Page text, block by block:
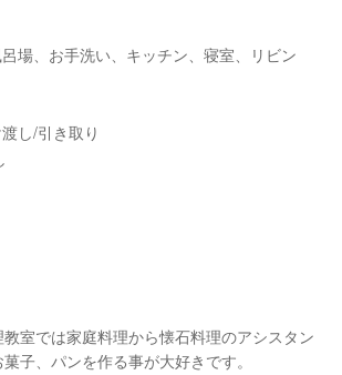
場、お手洗い、キッチン、寝室、リビン
し/引き取り
室では家庭料理から懐石料理のアシスタン
子、パンを作る事が大好きです。